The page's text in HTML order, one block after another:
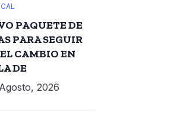
PAQUETE DE
PARA SEGUIR
CAMBIO EN
DE
2026